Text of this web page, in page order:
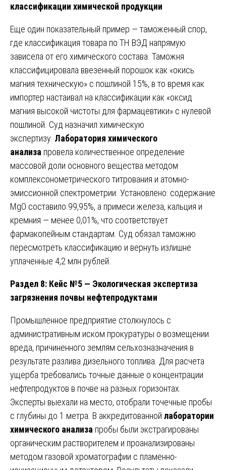
классификации химической продукции
Еще один показательный пример — таможенный спор,
где классификация товара по ТН ВЭД напрямую
зависела от его химического состава. Таможня
классифицировала ввезенный порошок как «окись
магния техническую» с пошлиной 15%, в то время как
импортер настаивал на классификации как «оксид
магния высокой чистоты для фармацевтики» с нулевой
пошлиной. Суд назначил химическую
экспертизу. Лаборатория химического
анализа провела количественное определение
массовой доли основного вещества методом
комплексонометрического титрования и атомно-
эмиссионной спектрометрии. Установлено: содержание
MgO составило 99,95%, а примеси железа, кальция и
кремния — менее 0,01%, что соответствует
фармакопейным стандартам. Суд обязал таможню
пересмотреть классификацию и вернуть излишне
уплаченные 4,2 млн рублей.
Раздел 8: Кейс №5 — Экологическая экспертиза
загрязнения почвы нефтепродуктами
Промышленное предприятие столкнулось с
административным иском прокуратуры о возмещении
вреда, причиненного землям сельхозназначения в
результате разлива дизельного топлива. Для расчета
ущерба требовались точные данные о концентрации
нефтепродуктов в почве на разных горизонтах.
Эксперты выехали на место, отобрали точечные пробы
с глубины до 1 метра. В аккредитованной лаборатории
химического анализа пробы были экстрагированы
органическим растворителем и проанализированы
методом газовой хроматографии с пламенно-